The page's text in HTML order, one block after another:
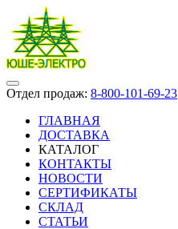
Отдел продаж: 8-800-101-69-23
ГЛАВНАЯ
ДОСТАВКА
КАТАЛОГ
КОНТАКТЫ
НОВОСТИ
СЕРТИФИКАТЫ
СКЛАД
СТАТЬИ